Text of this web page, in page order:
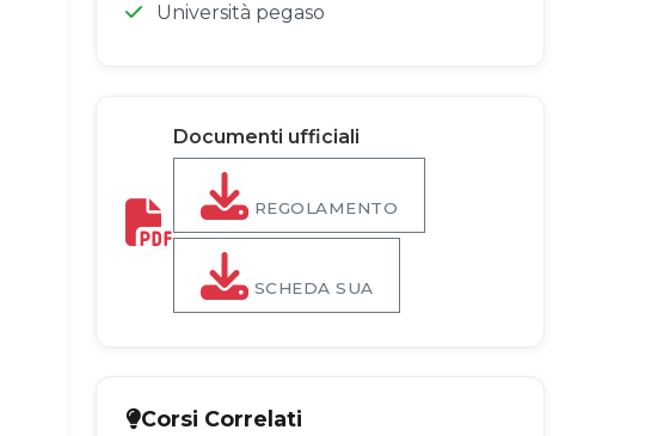
Università pegaso
Documenti ufficiali
REGOLAMENTO
SCHEDA SUA
Corsi Correlati